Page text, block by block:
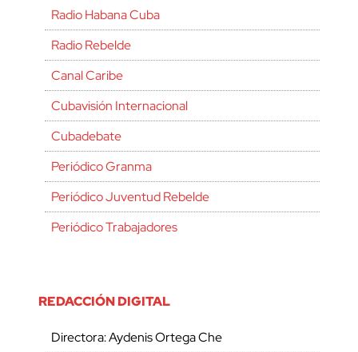
Radio Habana Cuba
Radio Rebelde
Canal Caribe
Cubavisión Internacional
Cubadebate
Periódico Granma
Periódico Juventud Rebelde
Periódico Trabajadores
REDACCIÓN DIGITAL
Directora: Aydenis Ortega Che